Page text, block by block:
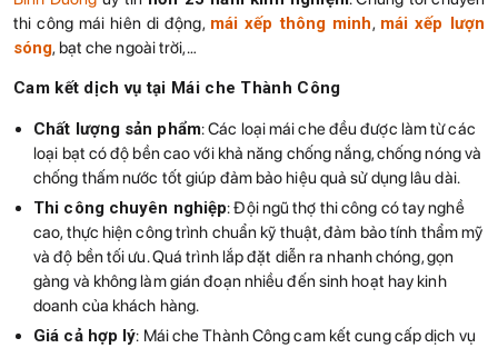
thi công mái hiên di động, mái xếp thông minh, mái xếp lượn
sóng, bạt che ngoài trời,…
Cam kết dịch vụ tại Mái che Thành Công
Chất lượng sản phẩm: Các loại mái che đều được làm từ các
loại bạt có độ bền cao với khả năng chống nắng, chống nóng và
chống thấm nước tốt giúp đảm bảo hiệu quả sử dụng lâu dài.
Thi công chuyên nghiệp: Đội ngũ thợ thi công có tay nghề
cao, thực hiện công trình chuẩn kỹ thuật, đảm bảo tính thẩm mỹ
và độ bền tối ưu. Quá trình lắp đặt diễn ra nhanh chóng, gọn
gàng và không làm gián đoạn nhiều đến sinh hoạt hay kinh
doanh của khách hàng.
Giá cả hợp lý: Mái che Thành Công cam kết cung cấp dịch vụ